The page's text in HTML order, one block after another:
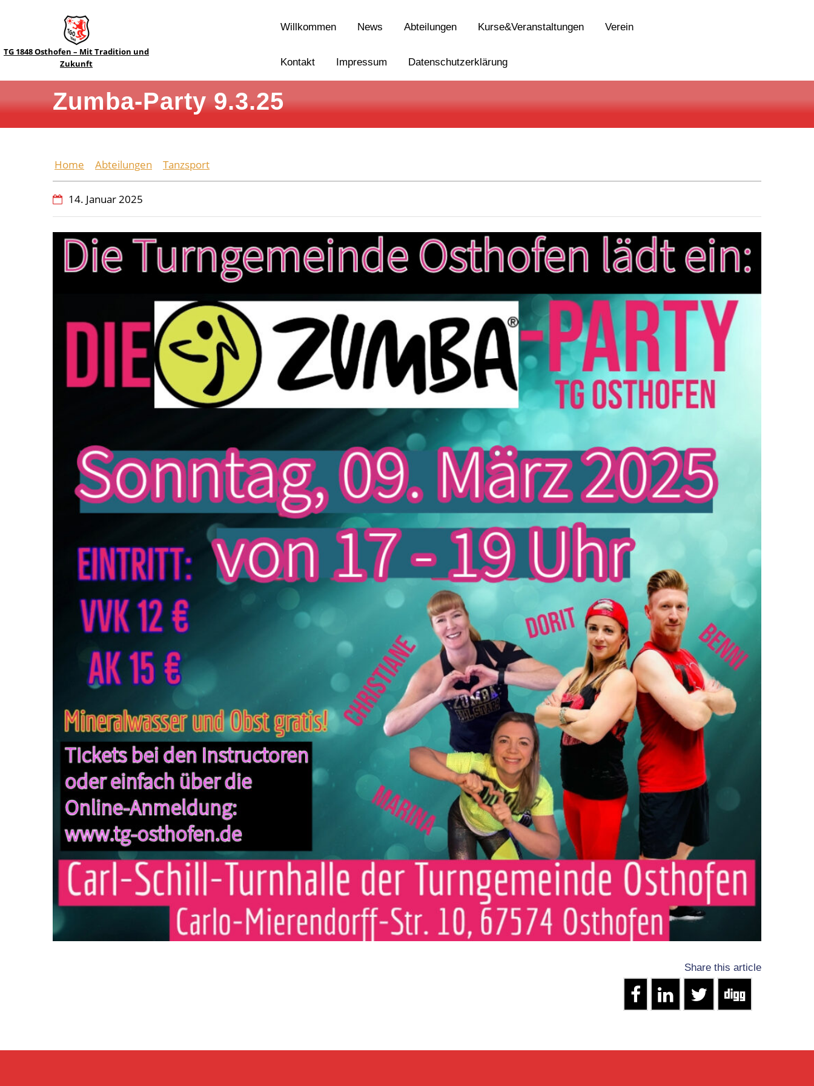
TG 1848 Osthofen – Mit Tradition und
Zukunft
Willkommen News Abteilungen Kurse&Veranstaltungen Verein
Kontakt Impressum Datenschutzerklärung
Zumba-Party 9.3.25
Home Abteilungen Tanzsport
14. Januar 2025
Share this article